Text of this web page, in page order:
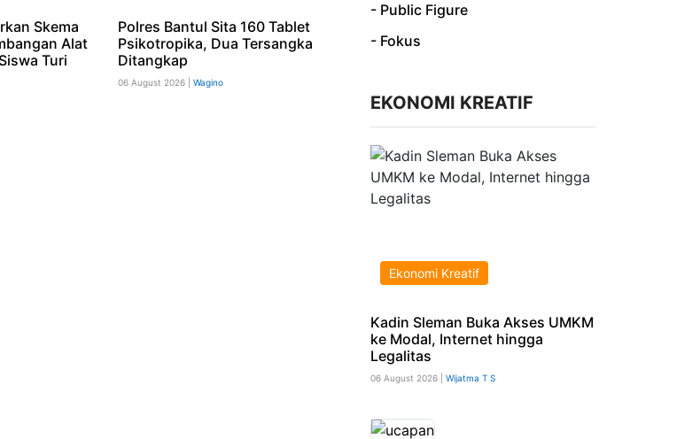
Skema
Alat
Turi
Polres Bantul Sita 160 Tablet
Psikotropika, Dua Tersangka
Ditangkap
06 August 2026 | Wagino
- Public Figure
- Fokus
EKONOMI KREATIF
Ekonomi Kreatif
Kadin Sleman Buka Akses UMKM
ke Modal, Internet hingga
Legalitas
06 August 2026 | Wijatma T S